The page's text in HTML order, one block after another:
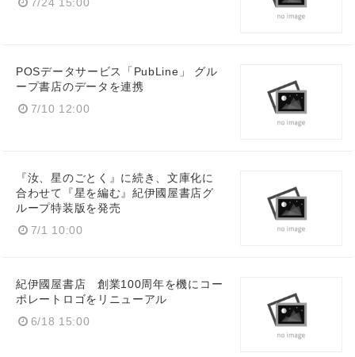
7/24 15:00
POSデータサービス「PubLine」 グル
ープ書店のデータを連携
7/10 12:00
『汝、星のごとく』に続き、文庫化に
合わせて『星を編む』紀伊國屋書店グ
ループ特装版を発売
7/1 10:00
紀伊國屋書店 創業100周年を機にコー
ポレートロゴをリニューアル
6/18 15:00